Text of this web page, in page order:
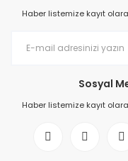
Haber listemize kayıt
Sosyal
Haber listemize kayıt